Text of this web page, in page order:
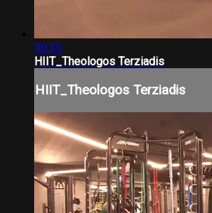
30:35
HIIT_Theologos Terziadis
HIIT_Theologos Terziadis